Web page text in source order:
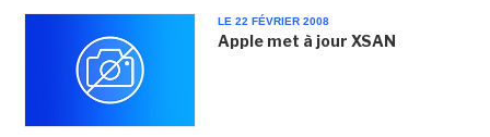
LE 22 FÉVRIER 2008
Apple met à jour XSAN